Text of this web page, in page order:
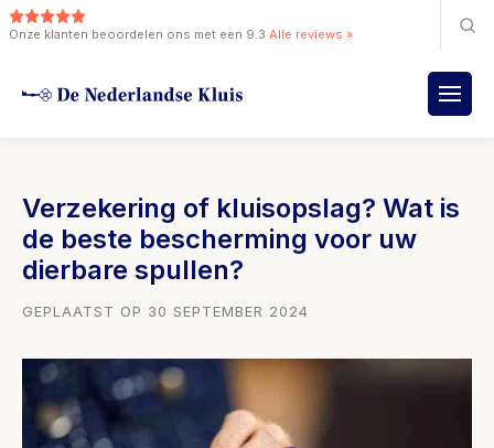
Onze klanten beoordelen ons met een 9.3 Alle reviews »
Verzekering of kluisopslag? Wat is
de beste bescherming voor uw
dierbare spullen?
GEPLAATST OP 30 SEPTEMBER 2024